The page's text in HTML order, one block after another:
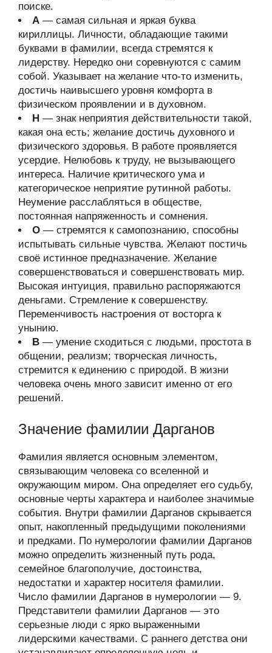
поиске.
А — самая сильная и яркая буква
кириллицы. Личности, обладающие такими
буквами в фамилии, всегда стремятся к
лидерству. Нередко они соревнуются с самим
собой. Указывает на желание что-то изменить,
достичь наивысшего уровня комфорта в
физическом проявлении и в духовном.
Н — знак неприятия действительности такой,
какая она есть; желание достичь духовного и
физического здоровья. В работе проявляется
усердие. Нелюбовь к труду, не вызывающего
интереса. Наличие критического ума и
категорическое неприятие рутинной работы.
Неумение расслабляться в обществе,
постоянная напряженность и сомнения.
О — стремятся к самопознанию, способны
испытывать сильные чувства. Желают постичь
своё истинное предназначение. Желание
совершенствоваться и совершенствовать мир.
Высокая интуиция, правильно распоряжаются
деньгами. Стремление к совершенству.
Переменчивость настроения от восторга к
унынию.
В — умение сходиться с людьми, простота в
общении, реализм; творческая личность,
стремится к единению с природой. В жизни
человека очень много зависит именно от его
решений.
Значение фамилии Дарганов
Фамилия является основным элементом,
связывающим человека со вселенной и
окружающим миром. Она определяет его судьбу,
основные черты характера и наиболее значимые
события. Внутри фамилии Дарганов скрывается
опыт, накопленный предыдущими поколениями
и предками. По нумерологии фамилии Дарганов
можно определить жизненный путь рода,
семейное благополучие, достоинства,
недостатки и характер носителя фамилии.
Число фамилии Дарганов в нумерологии — 9.
Представители фамилии Дарганов — это
серьезные люди с ярко выраженными
лидерскими качествами. С раннего детства они